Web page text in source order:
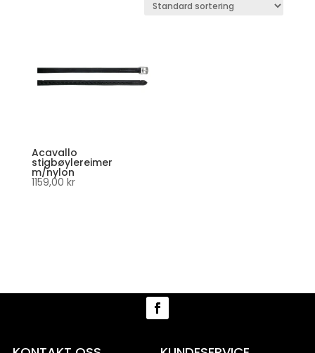
Acavallo
stigbøylereimer
m/nylon
1159,00 kr